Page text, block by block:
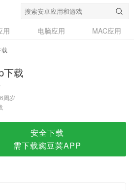
用 电脑应用
MAC应用
下载
周岁
安全下载
需下载豌豆荚APP